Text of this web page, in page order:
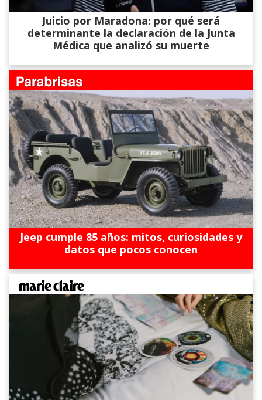
Juicio por Maradona: por qué será
determinante la declaración de la Junta
Médica que analizó su muerte
Jeep cumple 85 años: mitos, curiosidades y
datos que pocos conocen